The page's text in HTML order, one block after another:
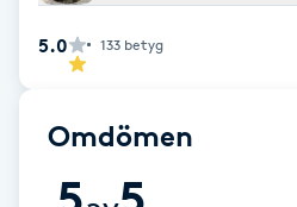
Face framing
Faceliftmassage
5.0 133 betyg
Omdömen